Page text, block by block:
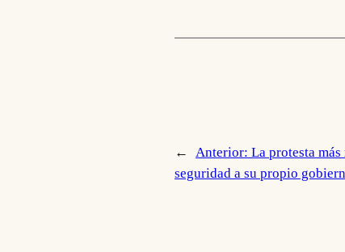
← Anterior: La protesta
seguridad a su propio